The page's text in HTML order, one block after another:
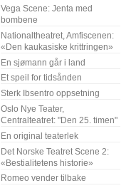
Vega Scene: Jenta med
bombene
Nationaltheatret, Amfiscenen:
«Den kaukasiske krittringen»
En sjømann går i land
Et speil for tidsånden
Sterk Ibsentro oppsetning
Oslo Nye Teater,
Centralteatret: "Den 25. timen"
En original teaterlek
Det Norske Teatret Scene 2:
«Bestialitetens historie»
Romeo vender tilbake